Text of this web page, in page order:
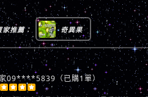
推薦： 奇異果
09****5839（已購1單）
   